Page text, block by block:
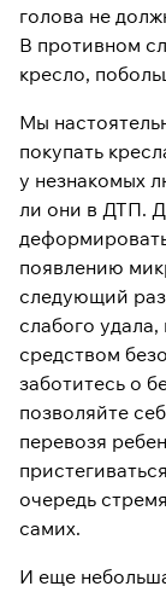
голова не
В противном
кресло,
Мы
покупать
у незнакомых
ли они в ДТП.
появлению
следующий
слабого
средством
заботитесь о
позволяйте
перевозя
очередь
самих.
И еще